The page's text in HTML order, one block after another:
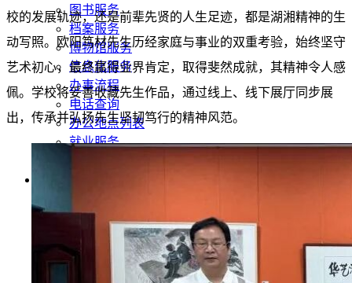
图书服务
档案服务
博物馆服务
信息化服务
办事流程
电话查询
办公地点列表
就业服务
招生考试
人事师资
校的发展轨迹，还是前辈先贤的人生足迹，都是湖湘精神的生
动写照。欧阳笃材先生历经家庭与事业的双重考验，始终坚守
艺术初心，最终赢得业界肯定，取得斐然成就，其精神令人感
佩。学校将妥善收藏先生作品，通过线上、线下展厅同步展
出，传承并弘扬先生坚韧笃行的精神风范。